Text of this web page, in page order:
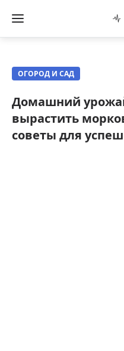
ОГОРОД И САД
Домашний
вырастить
советы для